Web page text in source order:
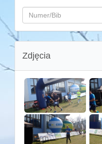
Zdjęcia